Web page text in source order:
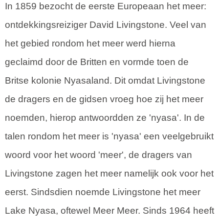
In 1859 bezocht de eerste Europeaan het meer:
ontdekkingsreiziger David Livingstone. Veel van
het gebied rondom het meer werd hierna
geclaimd door de Britten en vormde toen de
Britse kolonie Nyasaland. Dit omdat Livingstone
de dragers en de gidsen vroeg hoe zij het meer
noemden, hierop antwoordden ze 'nyasa'. In de
talen rondom het meer is 'nyasa' een veelgebruikt
woord voor het woord 'meer', de dragers van
Livingstone zagen het meer namelijk ook voor het
eerst. Sindsdien noemde Livingstone het meer
Lake Nyasa, oftewel Meer Meer. Sinds 1964 heeft